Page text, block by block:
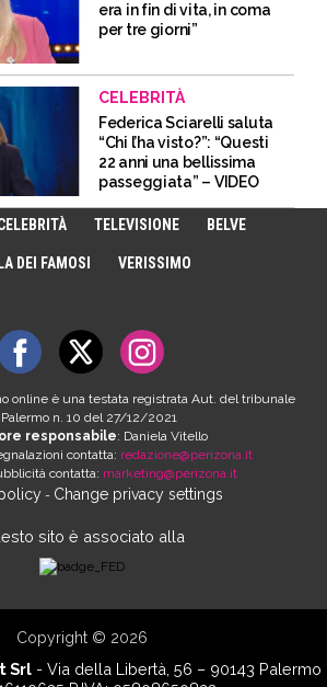
era in fin di vita, in coma
per tre giorni”
CELEBRITÀ
Federica Sciarelli saluta
“Chi l’ha visto?”: “Questi
22 anni una bellissima
passeggiata” – VIDEO
TELEVISIONE BELVE
DEI FAMOSI VERISSIMO
online è una testata registrata Aut. del tribunale
n. 10 del 27/12/2021
responsabile: Daniela Vitello
contatta: redazione@perizona.it
contatta: marketing@perizona.it
- Change privacy settings
sito è associato alla
Copyright © 2026
Srl - Via della Libertà, 56 – 90143 Palermo